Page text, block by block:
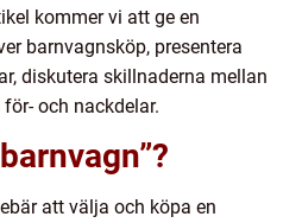
kommer vi att ge en
barnvagnsköp, presentera
diskutera skillnaderna mellan
och nackdelar.
att välja och köpa en